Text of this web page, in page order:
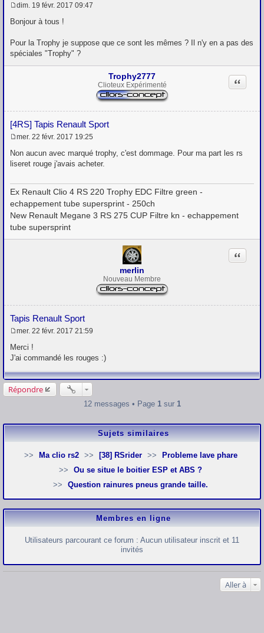
e
a
g
dim. 19 févr. 2017 09:47
Bonjour à tous !
Pour la Trophy je suppose que ce sont les mêmes ? Il n'y en a pas des
spéciales "Trophy" ?
Trophy2777
Clioteux Expérimenté
[4RS] Tapis Renault Sport
Citation
e
s
g
e
mer. 22 févr. 2017 19:25
Non aucun avec marqué trophy, c'est dommage. Pour ma part les rs
liseret rouge j'avais acheter.
Ex Renault Clio 4 RS 220 Trophy EDC Filtre green -
echappement tube supersprint - 250ch
New Renault Megane 3 RS 275 CUP Filtre kn - echappement
tube supersprint
merlin
Nouveau Membre
Tapis Renault Sport
Citation
e
s
s
a
g
e
mer. 22 févr. 2017 21:59
Merci !
J'ai commandé les rouges :)
Répondre
12 messages • Page 1sur 1
Sujets similaires
Ma clio rs2 [38] RSrider
Probleme lave phare
Ou se situe le boitier ESP et ABS ?
Question rainures pneus grande taille.
Membres en ligne
Utilisateurs parcourant ce forum : Aucun utilisateur inscrit et 11
invités
Aller à